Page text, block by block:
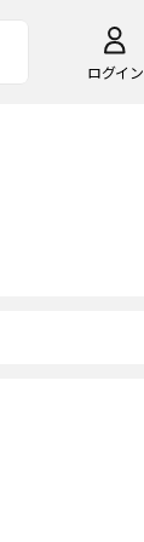
ログイン